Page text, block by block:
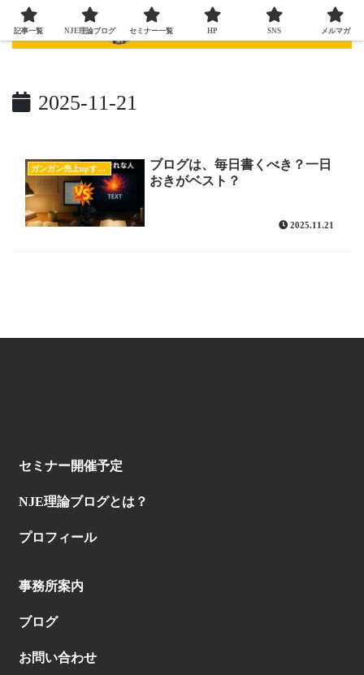
2025-11-21
ガンガン売上upするブログの書き方
ブログは、毎日書くべき？一日
おきがベスト？
2025.11.21
セミナー開催予定
NJE理論ブログとは？
プロフィール
事務所案内
ブログ
お問い合わせ
記事一覧 NJE理論ブログ セミナー一覧 HP SNS メルマガ